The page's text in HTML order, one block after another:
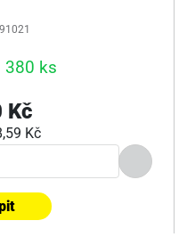
380 ks
Kč
Kč